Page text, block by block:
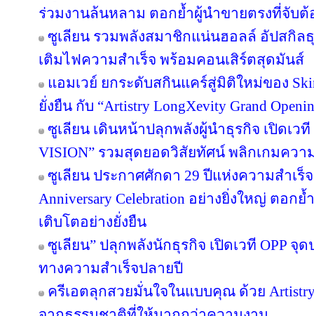
ร่วมงานล้นหลาม ตอกย้ำผู้นำขายตรงที่จับต้
ซูเลียน รวมพลังสมาชิกแน่นฮอลล์ อัปสกิ
เติมไฟความสำเร็จ พร้อมคอนเสิร์ตสุดมันส์
แอมเวย์ ยกระดับสกินแคร์สู่มิติใหม่ของ
ยั่งยืน กับ “Artistry LongXevity Grand
ซูเลียน เดินหน้าปลุกพลังผู้นำธุรกิจ เปิดเวที
VISION” รวมสุดยอดวิสัยทัศน์ พลิกเกมคว
ซูเลียน ประกาศศักดา 29 ปีแห่งความสำเร็
Anniversary Celebration อย่างยิ่งใหญ่ ตอก
เติบโตอย่างยั่งยืน
ซูเลียน” ปลุกพลังนักธุรกิจ เปิดเวที OPP จุ
ทางความสำเร็จปลายปี
ครีเอตลุกสวยมั่นใจในแบบคุณ ด้วย